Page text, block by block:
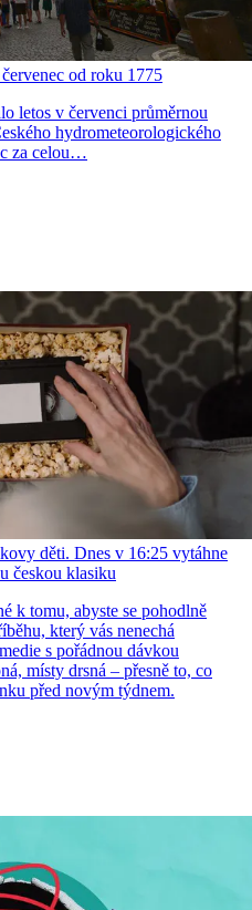
od roku 1775
letos v červenci průměrnou
hydrometeorologického
za celou…
děti. Dnes v 16:25 vytáhne
českou klasiku
k tomu, abyste se pohodlně
který vás nenechá
s pořádnou dávkou
místy drsná – přesně to, co
před novým týdnem.